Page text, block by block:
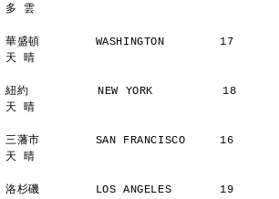
多 雲
華盛頓        WASHINGTON        17
天 晴
紐約          NEW YORK          18
天 晴
三藩市        SAN FRANCISCO     16
天 晴
洛杉磯        LOS ANGELES       19